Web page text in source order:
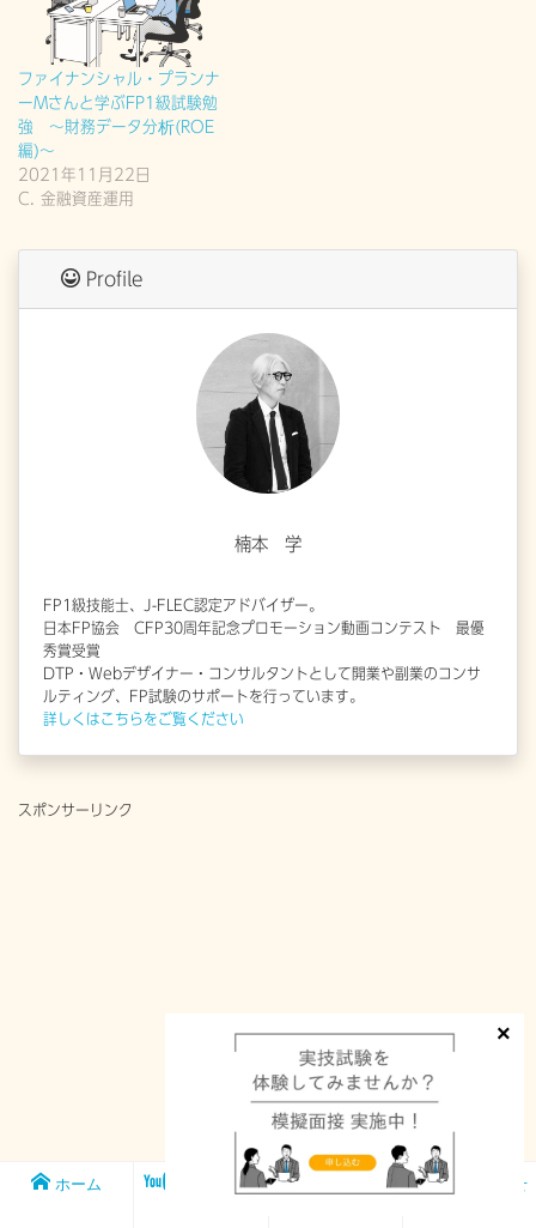
ファイナンシャル・プランナ
ーMさんと学ぶFP1級試験勉
強 〜財務データ分析(ROE
編)〜
2021年11月22日
C. 金融資産運用
Profile
楠本 学
FP1級技能士、J-FLEC認定アドバイザー。
日本FP協会 CFP30周年記念プロモーション動画コンテスト 最優
秀賞受賞
DTP・Webデザイナー・コンサルタントとして開業や副業のコンサ
ルティング、FP試験のサポートを行っています。
詳しくはこちらをご覧ください
スポンサーリンク
ホーム
メンバー
FP1級実技試
お問い合わせ